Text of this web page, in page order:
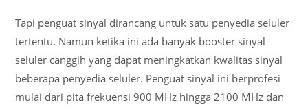
Tapi penguat sinyal dirancang untuk satu penyedia seluler
tertentu. Namun ketika ini ada banyak booster sinyal
seluler canggih yang dapat meningkatkan kwalitas sinyal
beberapa penyedia seluler. Penguat sinyal ini berprofesi
mulai dari pita frekuensi 900 MHz hingga 2100 MHz dan